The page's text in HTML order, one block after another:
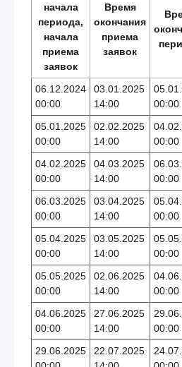
начала
периода,
начала
приема
заявок
Время
окончания
приема
заявок
06.12.2024
00:00
03.01.2025
14:00
00:00
05.01.2025
00:00
02.02.2025
14:00
00:00
04.02.2025
00:00
04.03.2025
14:00
00:00
06.03.2025
00:00
03.04.2025
14:00
00:00
05.04.2025
00:00
03.05.2025
14:00
00:00
05.05.2025
00:00
02.06.2025
14:00
00:00
04.06.2025
00:00
27.06.2025
14:00
00:00
29.06.2025
22.07.2025